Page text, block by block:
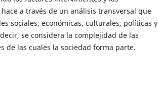
a través de un análisis transversal que
sociales, económicas, culturales, políticas y
se considera la complejidad de las
de las cuales la sociedad forma parte.